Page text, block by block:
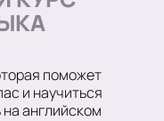
поможет
и научиться
на английском